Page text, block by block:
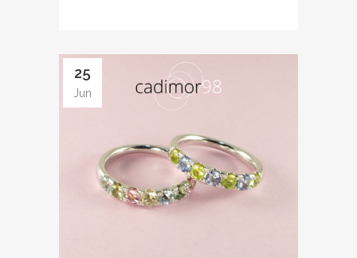
25
Jun